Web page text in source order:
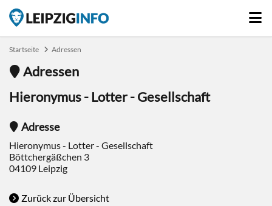
Startseite Adressen
Adressen
Hieronymus - Lotter - Gesellschaft
Adresse
Hieronymus - Lotter - Gesellschaft
Böttchergäßchen 3
04109 Leipzig
Zurück zur Übersicht